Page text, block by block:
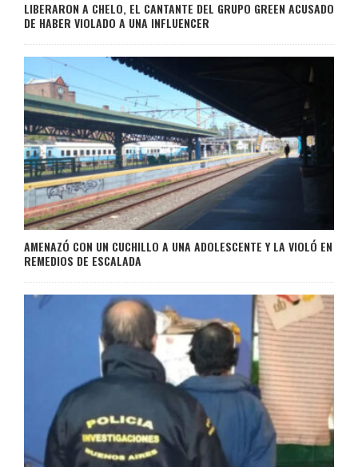
LIBERARON A CHELO, EL CANTANTE DEL GRUPO GREEN ACUSADO
DE HABER VIOLADO A UNA INFLUENCER
AMENAZÓ CON UN CUCHILLO A UNA ADOLESCENTE Y LA VIOLÓ EN
REMEDIOS DE ESCALADA